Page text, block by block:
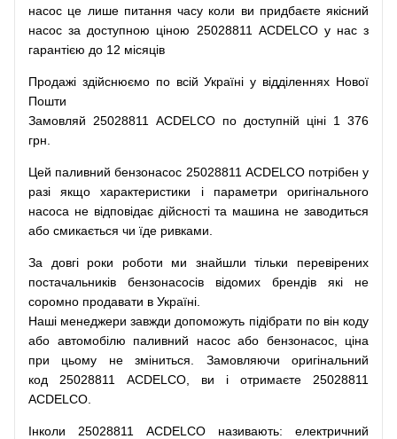
насос це лише питання часу коли ви придбаєте якісний
насос за доступною ціною 25028811 ACDELCO у нас з
гарантією до 12 місяців
Продажі здійснюємо по всій Україні у відділеннях Нової
Пошти
Замовляй 25028811 ACDELCO по доступній ціні 1 376
грн.
Цей паливний бензонасос 25028811 ACDELCO потрібен у
разі
якщо характеристики і параметри
оригінального
насоса не відповідає дійсності та машина не заводиться
або смикається чи їде ривками
За довгі роки роботи ми знайшли тільки
перевірених
постачальників
бензонасосів відомих брендів які
не
соромно продавати в Україні.
Наші менеджери завжди допоможуть підібрати по він коду
або автомобілю паливний насос або бензонасос,
ціна
при
цьому не зміниться Замовляючи
оригінальний
код 25028811 ACDELCO, ви і отримаєте 25028811
ACDELCO.
Інколи 25028811 ACDELCO називають:
електричний